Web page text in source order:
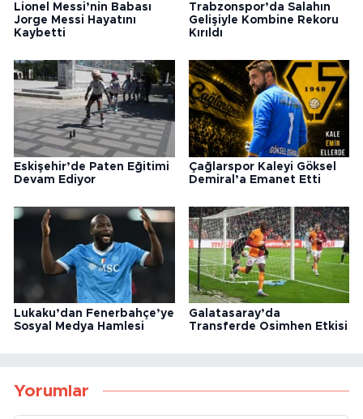
Lionel Messi’nin Babası
Jorge Messi Hayatını
Kaybetti
Trabzonspor’da Salahın
Gelişiyle Kombine Rekoru
Kırıldı
Eskişehir’de Paten Eğitimi
Devam Ediyor
Çağlarspor Kaleyi Göksel
Demiral’a Emanet Etti
Lukaku’dan Fenerbahçe’ye
Sosyal Medya Hamlesi
Galatasaray’da
Transferde Osimhen Etkisi
Yorumlar